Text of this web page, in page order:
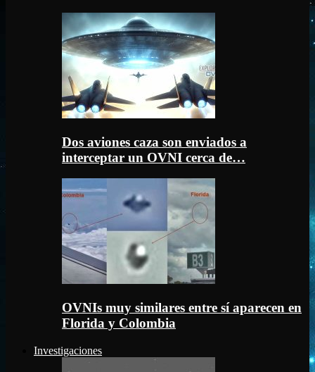
Dos aviones caza son enviados a
interceptar un OVNI cerca de…
OVNIs muy similares entre sí aparecen en
Florida y Colombia
Investigaciones